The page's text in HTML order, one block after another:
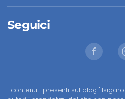
Seguici
I contenuti presenti sul blog